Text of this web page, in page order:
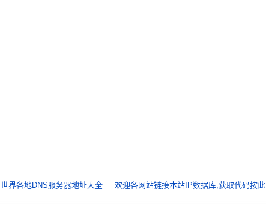
世界各地DNS服务器地址大全 欢迎各网站链接本站IP数据库,获取代码按此